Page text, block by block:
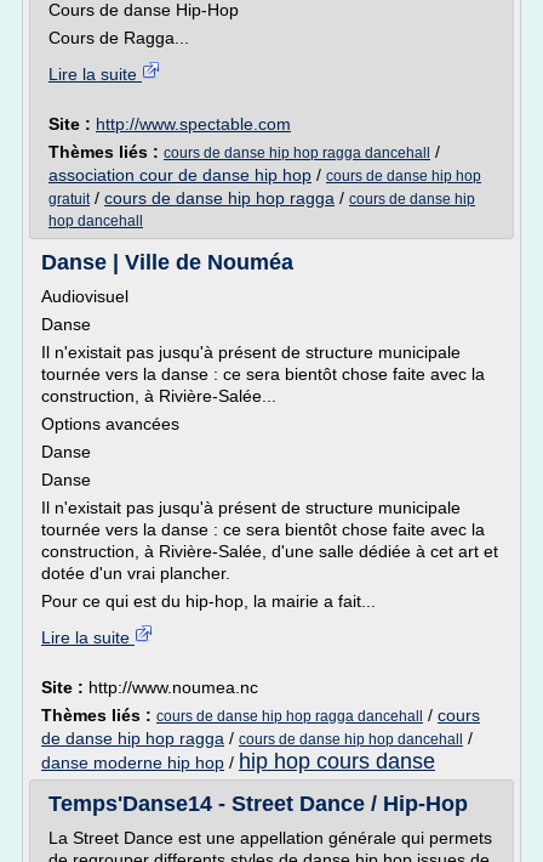
Cours de danse Hip-Hop
Cours de Ragga...
Lire la suite
Site : http://www.spectable.com
Thèmes liés : cours de danse hip hop ragga dancehall
/
association cour de danse hip hop / cours de danse hip hop
gratuit/ cours de danse hip hop ragga / cours de danse hip
hop dancehall
Danse | Ville de Nouméa
Audiovisuel
Danse
Il n'existait pas jusqu'à présent de structure municipale
tournée vers la danse : ce sera bientôt chose faite avec la
construction, à Rivière-Salée...
Options avancées
Danse
Danse
Il n'existait pas jusqu'à présent de structure municipale
tournée vers la danse : ce sera bientôt chose faite avec la
construction, à Rivière-Salée, d'une salle dédiée à cet art et
dotée d'un vrai plancher.
Pour ce qui est du hip-hop, la mairie a fait...
Lire la suite
Site : http://www.noumea.nc
Thèmes liés : cours de danse hip hop ragga dancehall / cours
de danse hip hop ragga / cours de danse hip hop dancehall
/
danse moderne hip hop / hip hop cours danse
Temps'Danse14 - Street Dance / Hip-Hop
La Street Dance est une appellation générale qui permets